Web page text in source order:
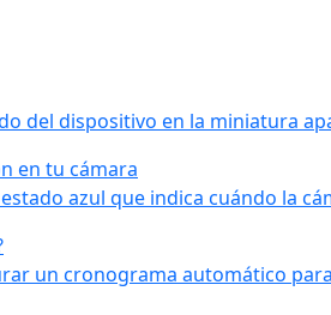
del dispositivo en la miniatura
en tu cámara
azul que indica cuándo la
un cronograma automático